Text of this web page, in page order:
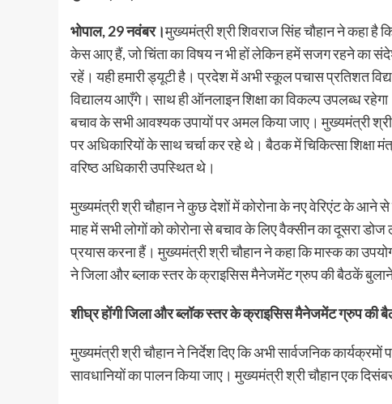
भोपाल, 29 नवंबर।मुख्यमंत्री श्री शिवराज सिंह चौहान ने कहा
केस आए हैं, जो चिंता का विषय न भी हों लेकिन हमें सजग रहने का
रहें। यही हमारी ड्यूटी है। प्रदेश में अभी स्कूल पचास प्रतिशत
विद्यालय आएँगे। साथ ही ऑनलाइन शिक्षा का विकल्प उपलब्ध
बचाव के सभी आवश्यक उपायों पर अमल किया जाए। मुख्यमंत्री
पर अधिकारियों के साथ चर्चा कर रहे थे। बैठक में चिकित्सा शिक्षा
वरिष्ठ अधिकारी उपस्थित थे।
मुख्यमंत्री श्री चौहान ने कुछ देशों में कोरोना के नए वेरिएंट के आने से
माह में सभी लोगों को कोरोना से बचाव के लिए वैक्सीन का दूसरा
प्रयास करना हैं। मुख्यमंत्री श्री चौहान ने कहा कि मास्क का
ने जिला और ब्लाक स्तर के क्राइसिस मैनेजमेंट ग्रुप की बैठकें बुलाने
शीघ्र होंगी जिला और ब्लॉक स्तर के क्राइसिस मैनेजमेंट ग्रुप की
मुख्यमंत्री श्री चौहान ने निर्देश दिए कि अभी सार्वजनिक
सावधानियों का पालन किया जाए। मुख्यमंत्री श्री चौहान एक